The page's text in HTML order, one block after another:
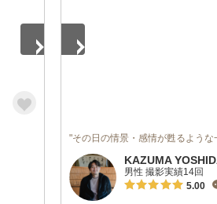
"その日の情景・感情が甦るような
KAZUMA
男性 撮影実績14回
5.00